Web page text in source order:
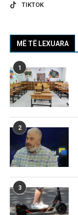
TIKTOK
MË TË LEXUARA
1
2
3